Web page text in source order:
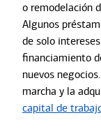
o remodelación
Algunos
de solo
financiamiento
nuevos
marcha y la
capital de